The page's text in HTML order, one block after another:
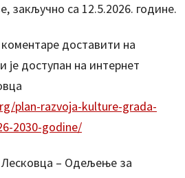
закључно са 12.5.2026. године.
коментаре доставити на
је доступан на интернет
plan-razvoja-kulture-grada-
2030-godine/
Лесковца – Одељење за